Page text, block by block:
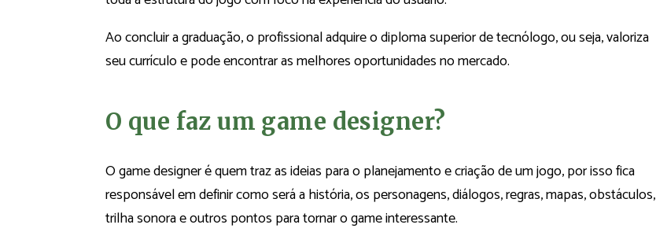
Ao concluir a graduação, o profissional adquire o diploma superior de tecnólogo, ou seja, valoriza
seu currículo e pode encontrar as melhores oportunidades no mercado.
O que faz um game designer?
O game designer é quem traz as ideias para o planejamento e criação de um jogo, por isso fica
responsável em definir como será a história, os personagens, diálogos, regras, mapas, obstáculos,
trilha sonora e outros pontos para tornar o game interessante.